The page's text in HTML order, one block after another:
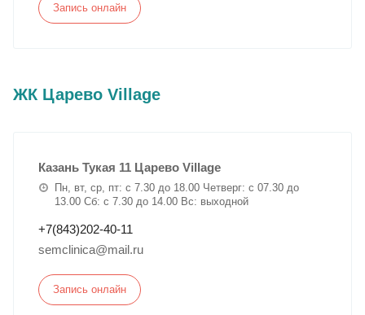
Запись онлайн
ЖК Царево Village
Казань Тукая 11 Царево Village
Пн, вт, ср, пт: с 7.30 до 18.00 Четверг: с 07.30 до
13.00 Сб: с 7.30 до 14.00 Вс: выходной
+7(843)202-40-11
semclinica@mail.ru
Запись онлайн